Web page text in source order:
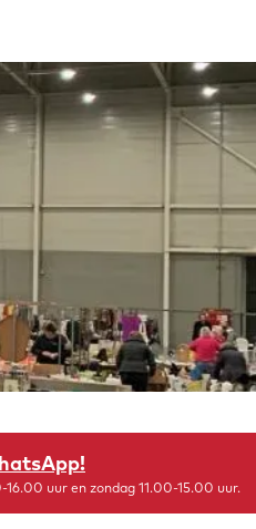
uur en zondag 11.00-15.00 uur.